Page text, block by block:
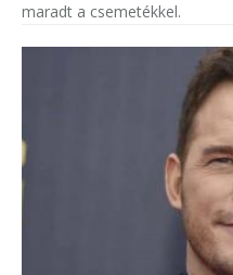
maradt a csemetékkel.